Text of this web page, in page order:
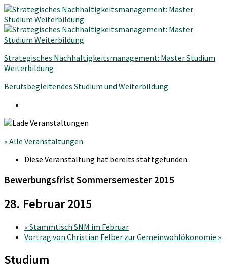
Strategisches Nachhaltigkeitsmanagement: Master Studium
Weiterbildung
Berufsbegleitendes Studium und Weiterbildung
« Alle Veranstaltungen
Diese Veranstaltung hat bereits stattgefunden.
Bewerbungsfrist Sommersemester 2015
28. Februar 2015
« Stammtisch SNM im Februar
Vortrag von Christian Felber zur Gemeinwohlökonomie »
Studium